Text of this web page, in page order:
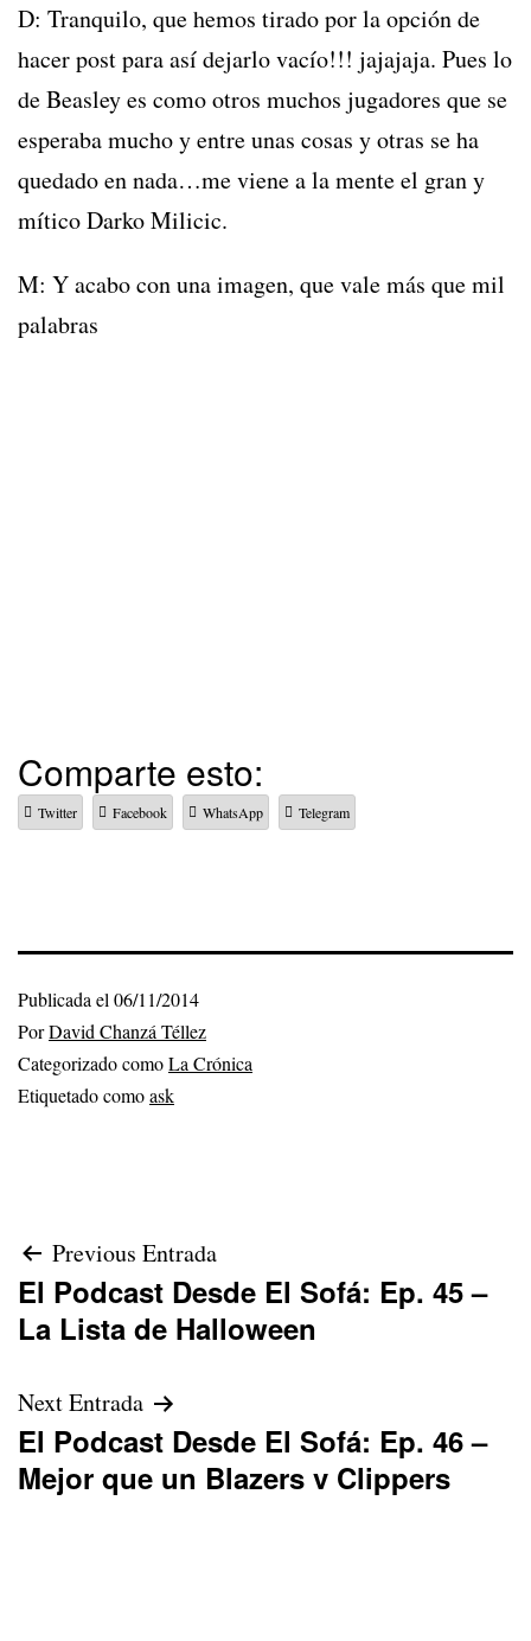
D: Tranquilo, que hemos tirado por la opción de
hacer post para así dejarlo vacío!!! jajajaja. Pues lo
de Beasley es como otros muchos jugadores que se
esperaba mucho y entre unas cosas y otras se ha
quedado en nada…me viene a la mente el gran y
mítico Darko Milicic.
M: Y acabo con una imagen, que vale más que mil
palabras
Comparte esto:
Twitter Facebook WhatsApp Telegram
Publicada el 06/11/2014
PorDavid Chanzá Téllez
Categorizado comoLa Crónica
Etiquetado comoask
Navegación
de
Previous Entrada
El Podcast Desde El Sofá: Ep. 45 –
La Lista de Halloween
Next Entrada
El Podcast Desde El Sofá: Ep. 46 –
Mejor que un Blazers v Clippers